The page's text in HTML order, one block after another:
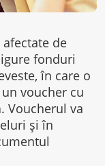
de
fonduri
în care o
voucher cu
Voucherul va
și în